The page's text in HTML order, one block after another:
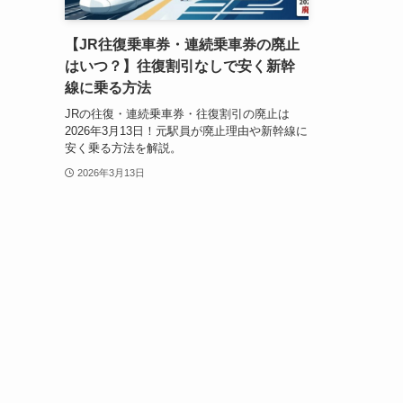
【JR往復乗車券・連続乗車券の廃止
はいつ？】往復割引なしで安く新幹
線に乗る方法
JRの往復・連続乗車券・往復割引の廃止は
2026年3月13日！元駅員が廃止理由や新幹線に
安く乗る方法を解説。
2026年3月13日